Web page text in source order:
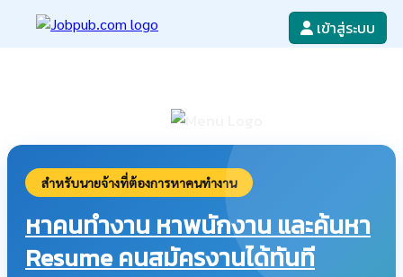
เข้าสู่ระบบ
สำหรับนายจ้างที่ต้องการหาคนทำงาน
หาคนทำงาน หาพนักงาน และค้นหา
Resume คนสมัครงานได้ทันที